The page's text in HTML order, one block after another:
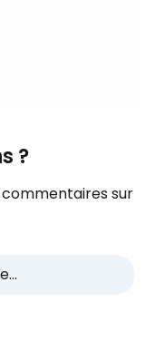
?
commentaires sur